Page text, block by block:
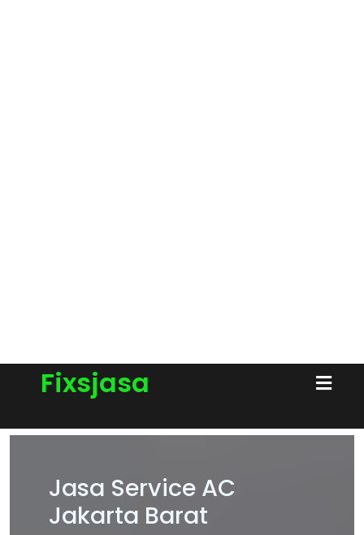
Fixsjasa
Jasa Service AC
Jakarta Barat